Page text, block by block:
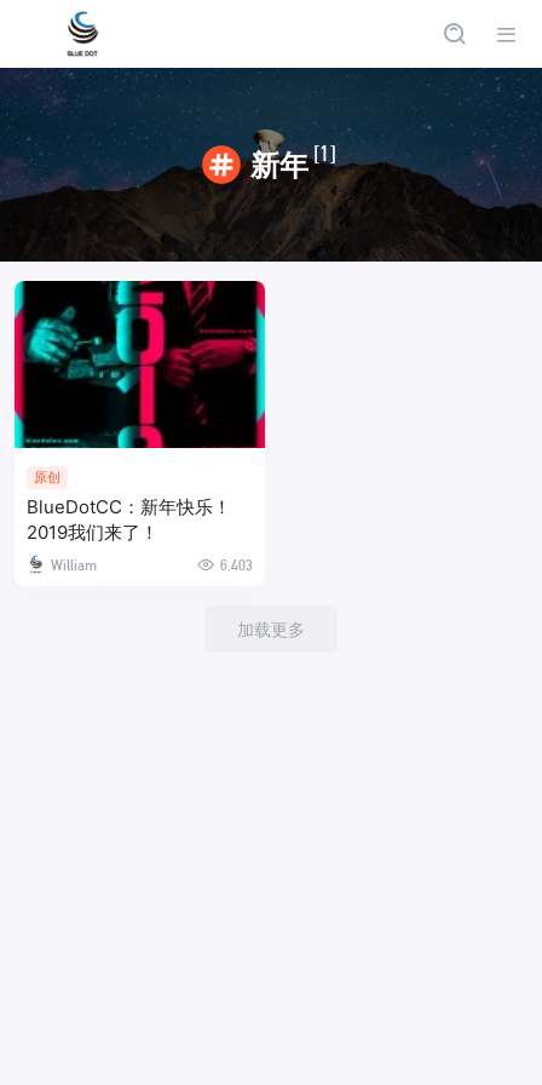
新年[1]
原创
BlueDotCC：新年快乐！
2019我们来了！
William 6,403
加载更多